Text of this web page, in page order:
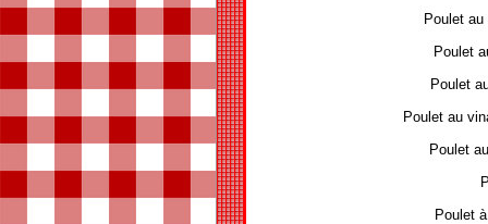
Poulet
Poulet
Poulet
Poulet au
Poulet
Poulet